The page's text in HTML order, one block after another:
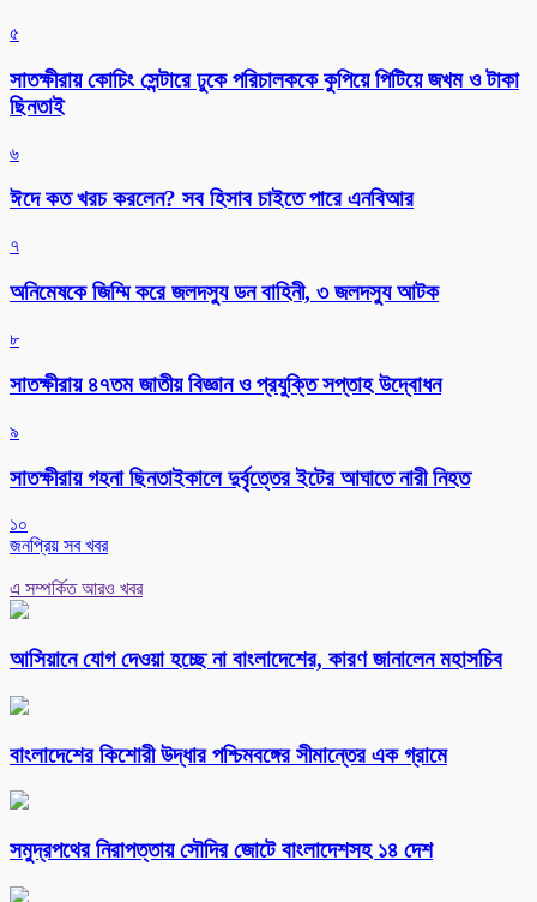
৫
সাতক্ষীরায় কোচিং সেন্টারে ঢুকে পরিচালককে কুপিয়ে পিটিয়ে জখম ও টাকা
ছিনতাই
৬
ঈদে কত খরচ করলেন? সব হিসাব চাইতে পারে এনবিআর
৭
অনিমেষকে জিম্মি করে জলদস্যু ডন বাহিনী, ৩ জলদস্যু আটক
৮
সাতক্ষীরায় ৪৭তম জাতীয় বিজ্ঞান ও প্রযুক্তি সপ্তাহ উদ্বোধন
৯
সাতক্ষীরায় গহনা ছিনতাইকালে দুর্বৃত্তের ইটের আঘাতে নারী নিহত
১০
জনপ্রিয় সব খবর
এ সম্পর্কিত আরও খবর
আসিয়ানে যোগ দেওয়া হচ্ছে না বাংলাদেশের, কারণ জানালেন মহাসচিব
বাংলাদেশের কিশোরী উদ্ধার পশ্চিমবঙ্গের সীমান্তের এক গ্রামে
সমুদ্রপথের নিরাপত্তায় সৌদির জোটে বাংলাদেশসহ ১৪ দেশ